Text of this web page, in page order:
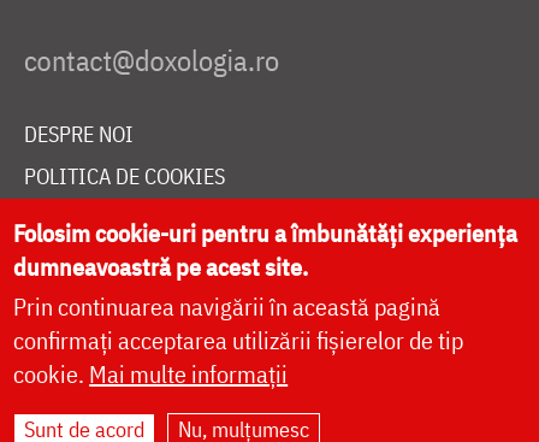
DESPRE NOI
POLITICA DE COOKIES
DONEAZĂ ONLINE PENTRU CATEDRALA NAȚIONALĂ
LIVE
Site dezvoltat deDOXOLOGIA MEDIA
Folosim cookie-uri pentru a îmbunătăți experiența
dumneavoastră pe acest site.
Prin continuarea navigării în această pagină
confirmați acceptarea utilizării fișierelor de tip
cookie. Mai multe informații
Sunt de acord Nu, mulțumesc